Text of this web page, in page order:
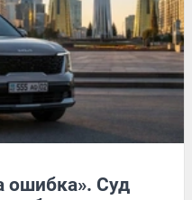
ошибка». Суд